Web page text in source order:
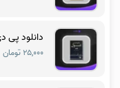
دانلود پی
۲۵,۰۰۰ تومان